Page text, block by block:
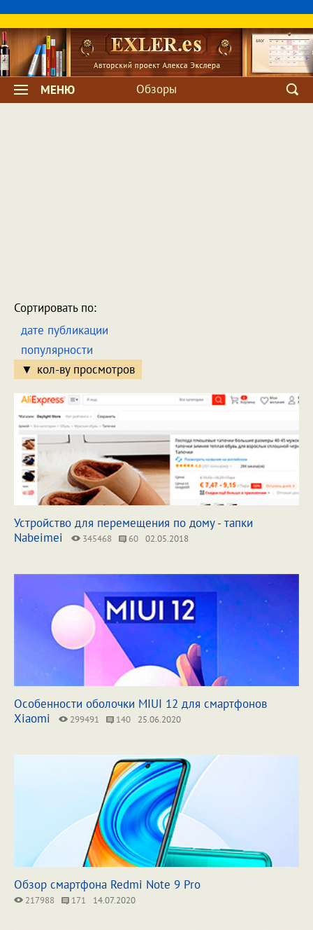
МЕНЮ Обзоры
Сортировать по:
дате публикации
популярности
кол-ву просмотров
Устройство для перемещения по дому - тапки
Nabeimei
345468 60 02.05.2018
Особенности оболочки MIUI 12 для смартфонов
Xiaomi
299491 140 25.06.2020
Обзор смартфона Redmi Note 9 Pro
217988 171 14.07.2020